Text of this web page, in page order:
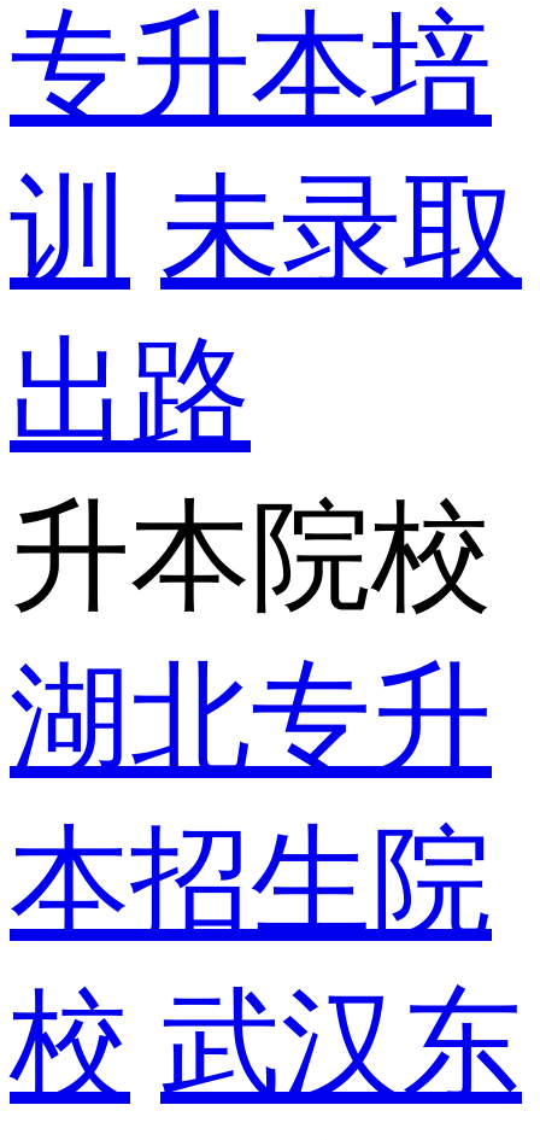
专升本培
训 未录取
出路
升本院校
湖北专升
本招生院
校 武汉东